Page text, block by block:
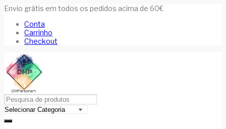
Envio grátis em todos os pedidos acima de 60€
Conta
Carrinho
Checkout